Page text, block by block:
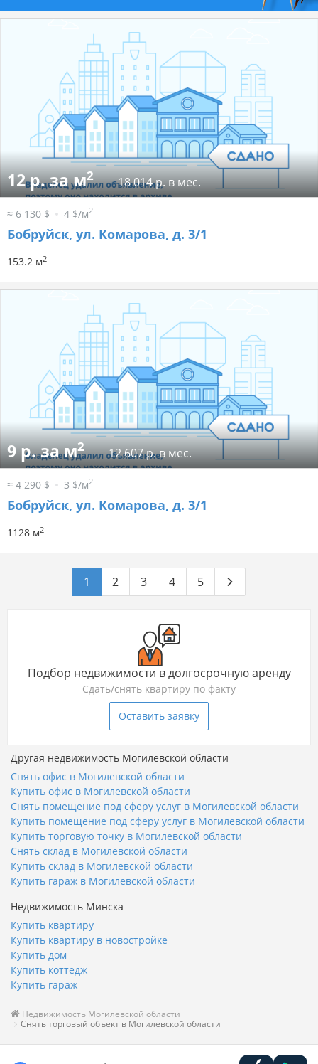
12 р. за м2 18 014 р. в мес.
≈ 6 130 $ 4 $/м2
Бобруйск, ул. Комарова, д. 3/1
153.2 м2
9 р. за м2 12 607 р. в мес.
≈ 4 290 $ 3 $/м2
Бобруйск, ул. Комарова, д. 3/1
1128 м2
1 2 3 4 5
Подбор недвижимости в долгосрочную аренду
Сдать/снять квартиру по факту
Оставить заявку
Другая недвижимость Могилевской области
Снять офис в Могилевской области
Купить офис в Могилевской области
Снять помещение под сферу услуг в Могилевской области
Купить помещение под сферу услуг в Могилевской области
Купить торговую точку в Могилевской области
Снять склад в Могилевской области
Купить склад в Могилевской области
Купить гараж в Могилевской области
Недвижимость Минска
Купить квартиру
Купить квартиру в новостройке
Купить дом
Купить коттедж
Купить гараж
Недвижимость Могилевской области
Снять торговый объект в Могилевской области